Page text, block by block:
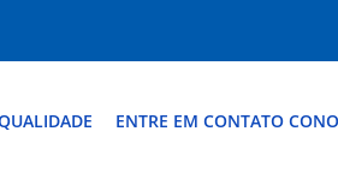
ENTRE EM CONTATO